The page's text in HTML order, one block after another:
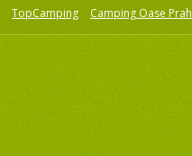
TopCamping Camping Oase